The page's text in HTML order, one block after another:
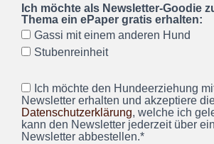
Ich möchte als Newsletter-Goodie
Thema ein ePaper gratis erhalten:
Gassi mit einem anderen Hund
Stubenreinheit
Ich möchte den Hundeerziehung
Newsletter erhalten und akzeptiere
Datenschutzerklärung, welche ich
kann den Newsletter jederzeit über
Newsletter abbestellen.*